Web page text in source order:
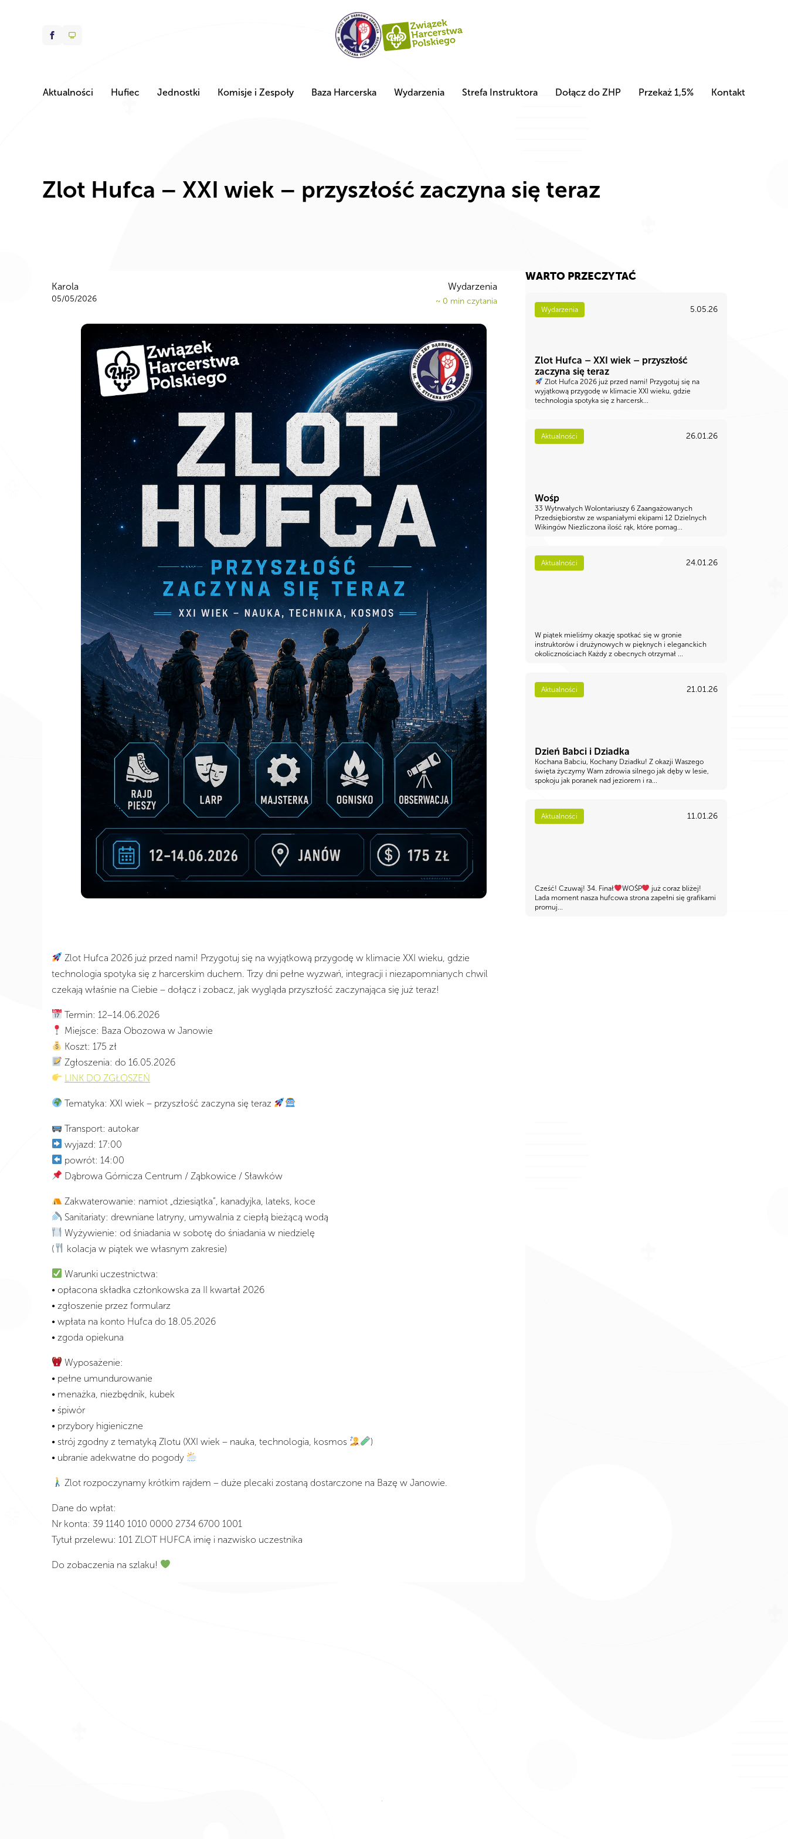
Aktualności Hufiec Jednostki Komisje i Zespoły Baza Harcerska Wydarzenia Strefa Instruktora Dołącz do ZHP Przekaż 1,5% Kontakt
Zlot Hufca – XXI wiek – przyszłość zaczyna się teraz
Karola
05/05/2026
Wydarzenia
~ 0 min czytania
Zlot Hufca 2026 już przed nami! Przygotuj się na wyjątkową przygodę w klimacie XXI wieku, gdzie
technologia spotyka się z harcerskim duchem. Trzy dni pełne wyzwań, integracji i niezapomnianych chwil
czekają właśnie na Ciebie – dołącz i zobacz, jak wygląda przyszłość zaczynająca się już teraz!
Termin: 12–14.06.2026
Miejsce: Baza Obozowa w Janowie
Koszt: 175 zł
Zgłoszenia: do 16.05.2026
LINK DO ZGŁOSZEŃ
Tematyka: XXI wiek – przyszłość zaczyna się teraz
Transport: autokar
wyjazd: 17:00
powrót: 14:00
Dąbrowa Górnicza Centrum / Ząbkowice / Sławków
Zakwaterowanie: namiot „dziesiątka”, kanadyjka, lateks, koce
Sanitariaty: drewniane latryny, umywalnia z ciepłą bieżącą wodą
Wyżywienie: od śniadania w sobotę do śniadania w niedzielę
(
kolacja w piątek we własnym zakresie)
Warunki uczestnictwa:
• opłacona składka członkowska za II kwartał 2026
• zgłoszenie przez formularz
• wpłata na konto Hufca do 18.05.2026
• zgoda opiekuna
Wyposażenie:
• pełne umundurowanie
• menażka, niezbędnik, kubek
• śpiwór
• przybory higieniczne
• strój zgodny z tematyką Zlotu (XXI wiek – nauka, technologia, kosmos
)
• ubranie adekwatne do pogody
Zlot rozpoczynamy krótkim rajdem – duże plecaki zostaną dostarczone na Bazę w Janowie.
Dane do wpłat:
Nr konta: 39 1140 1010 0000 2734 6700 1001
Tytuł przelewu: 101 ZLOT HUFCA imię i nazwisko uczestnika
Do zobaczenia na szlaku!
WARTO PRZECZYTAĆ
Wydarzenia 5.05.26
Zlot Hufca – XXI wiek – przyszłość
zaczyna się teraz
Zlot Hufca 2026 już przed nami! Przygotuj się na
wyjątkową przygodę w klimacie XXI wieku, gdzie
technologia spotyka się z harcersk...
Aktualności 26.01.26
Wośp
33 Wytrwałych Wolontariuszy 6 Zaangażowanych
Przedsiębiorstw ze wspaniałymi ekipami 12 Dzielnych
Wikingów Niezliczona ilość rąk, które pomag...
Aktualności 24.01.26
W piątek mieliśmy okazję spotkać się w gronie
instruktorów i drużynowych w pięknych i eleganckich
okolicznościach Każdy z obecnych otrzymał ...
Aktualności 21.01.26
Dzień Babci i Dziadka
Kochana Babciu, Kochany Dziadku! Z okazji Waszego
święta życzymy Wam zdrowia silnego jak dęby w lesie,
spokoju jak poranek nad jeziorem i ra...
Aktualności 11.01.26
Cześć! Czuwaj! 34. Finał WOŚP
już coraz bliżej!
Lada moment nasza hufcowa strona zapełni się grafikami
promuj...